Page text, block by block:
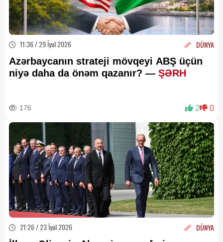
11:36 / 29 İyul 2026 DÜNYA
Azərbaycanın strateji mövqeyi ABŞ üçün
niyə daha da önəm qazanır? — ŞƏRH
176 2 0
21:26 / 23 İyul 2026 DÜNYA